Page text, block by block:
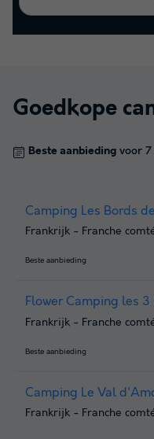
Goedkope
Beste aanbieding voor 7
Camping Les Bords
Frankrijk - Franche
Beste aanbieding
Flower Camping les 3
Frankrijk - Franche
Beste aanbieding
Camping Le Val
Frankrijk - Franche